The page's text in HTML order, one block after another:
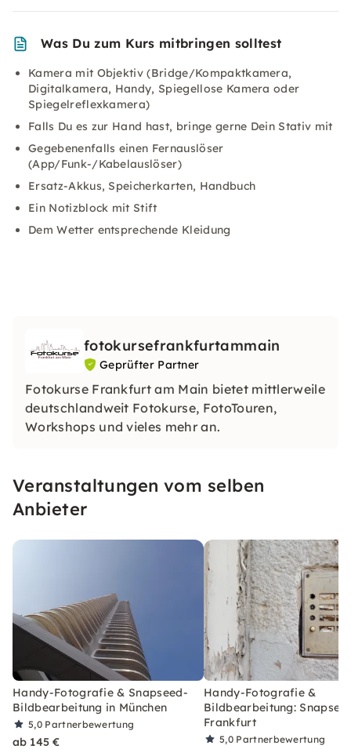
Was Du zum Kurs mitbringen solltest
Kamera mit Objektiv (Bridge/Kompaktkamera,
Digitalkamera, Handy, Spiegellose Kamera oder
Spiegelreflexkamera)
Falls Du es zur Hand hast, bringe gerne Dein Stativ mit
Gegebenenfalls einen Fernauslöser
(App/Funk-/Kabelauslöser)
Ersatz-Akkus, Speicherkarten, Handbuch
Ein Notizblock mit Stift
Dem Wetter entsprechende Kleidung
fotokursefrankfurtammain
Geprüfter Partner
Fotokurse Frankfurt am Main bietet mittlerweile
deutschlandweit Fotokurse, FotoTouren,
Workshops und vieles mehr an.
Veranstaltungen vom selben
Anbieter
Handy-Fotografie & Snapseed-
Bildbearbeitung in München
5,0 Partnerbewertung
ab 145 €
Handy-Fotografie &
Bildbearbeitung:
Frankfurt
5,0 Partnerbewertung